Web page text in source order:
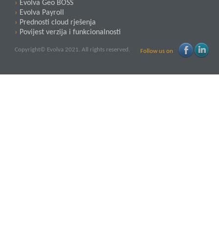
Evolva Geo BOSS
Evolva Payroll
Prednosti cloud rješenja
Povijest verzija i funkcionalnosti
Copyright© Evolva 2021. All rights reserved. Follow us on